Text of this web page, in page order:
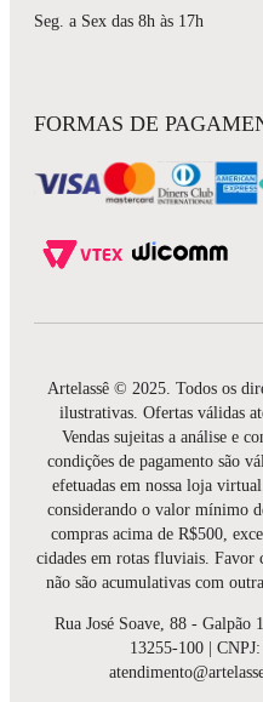
Seg. a Sex das 8h às 17h
FORMAS DE
Artelassê © 2025. Todos os
ilustrativas. Ofertas válidas
Vendas sujeitas a análise e
condições de pagamento são
efetuadas em nossa loja
considerando o valor mínimo
compras acima de R$500,
cidades em rotas fluviais. Favor
não são acumulativas com
Rua José Soave, 88 -
13255-100 |